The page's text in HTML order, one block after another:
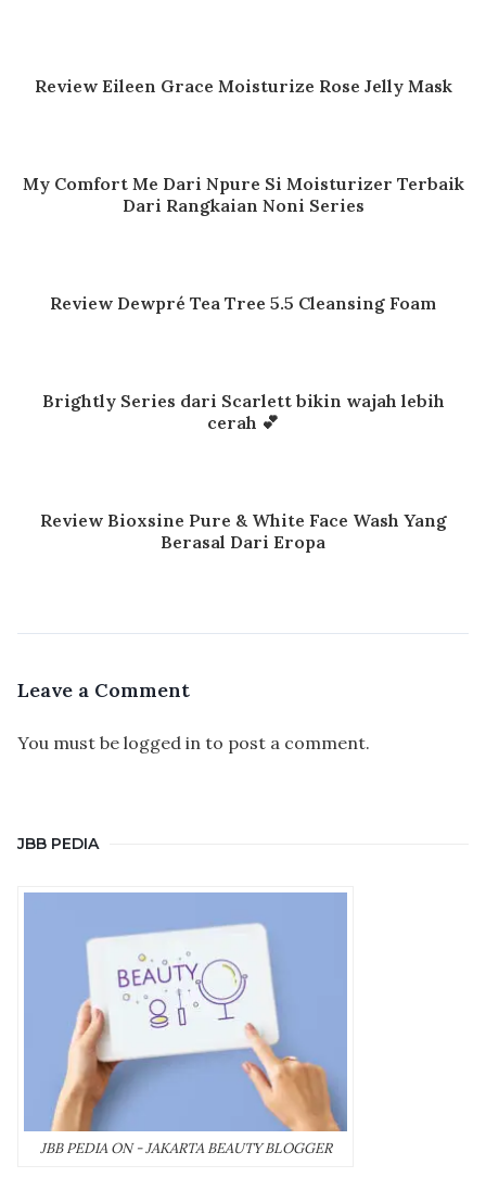
Review Eileen Grace Moisturize Rose Jelly Mask
My Comfort Me Dari Npure Si Moisturizer Terbaik
Dari Rangkaian Noni Series
Review Dewpré Tea Tree 5.5 Cleansing Foam
Brightly Series dari Scarlett bikin wajah lebih
cerah 💕
Review Bioxsine Pure & White Face Wash Yang
Berasal Dari Eropa
Leave a Comment
You must be logged in to post a comment.
JBB PEDIA
JBB PEDIA ON - JAKARTA BEAUTY BLOGGER